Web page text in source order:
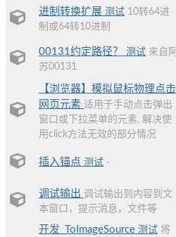
进制转换扩展 测试 10转64进
制或64转10进制
00131约定路径？ 测试 来自阿
苏00131
【浏览器】模拟鼠标物理点击
网页元素 适用于手动点击弹出
窗口或下拉菜单的元素, 解决使
用click方法无效的部分情况
插入锚点 测试 -
调试输出 调试输出到内容到文
本窗口，提示消息，文件等
开发_ToImageSource 测试 将